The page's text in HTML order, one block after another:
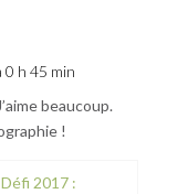
h 45 min
beaucoup.
!
Défi 2017 :